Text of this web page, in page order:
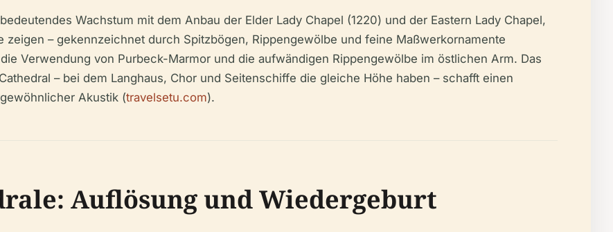
Wachstum mit dem Anbau der Elder Lady Chapel (1220) und der Eastern Lady Chapel,
– gekennzeichnet durch Spitzbögen, Rippengewölbe und feine Maßwerkornamente
Verwendung von Purbeck-Marmor und die aufwändigen Rippengewölbe im östlichen Arm. Das
– bei dem Langhaus, Chor und Seitenschiffe die gleiche Höhe haben – schafft einen
Akustik (travelsetu.com).
Auflösung und Wiedergeburt